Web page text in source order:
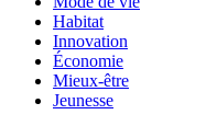
Habitat
Innovation
Économie
Mieux-être
Jeunesse